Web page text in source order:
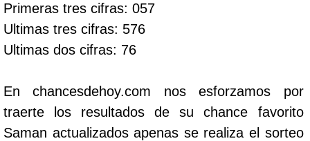
Primeras tres cifras: 057
Ultimas tres cifras: 576
Ultimas dos cifras: 76
En chancesdehoy.com nos esforzamos por
traerte los resultados de su chance favorito
Saman actualizados apenas se realiza el sorteo